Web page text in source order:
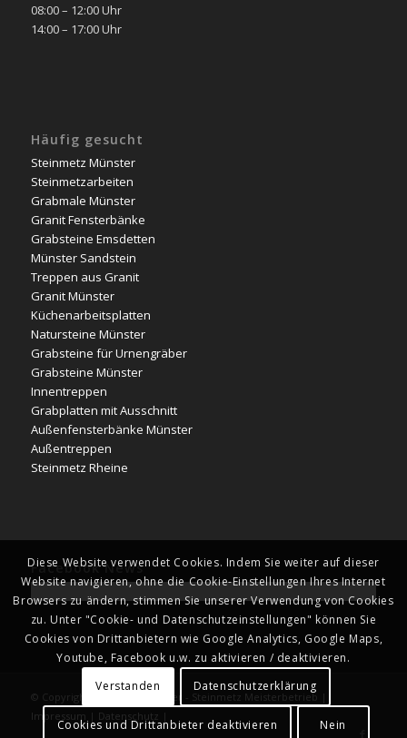
08:00 – 12:00 Uhr
14:00 – 17:00 Uhr
Häufig gesucht
Steinmetz Münster
Steinmetzarbeiten
Grabmale Münster
Granit Fensterbänke
Grabsteine Emsdetten
Münster Sandstein
Treppen aus Granit
Granit Münster
Küchenarbeitsplatten
Natursteine Münster
Grabsteine für Urnengräber
Grabsteine Münster
Innentreppen
Grabplatten mit Ausschnitt
Außenfensterbänke Münster
Außentreppen
Steinmetz Rheine
Facebook News
© Copyright - Naturstein Kläver - Steinmetz Meisterbetrieb |
Impressum | Datenschutz |
Diese Website verwendet Cookies. Indem Sie weiter auf dieser
Website navigieren, ohne die Cookie-Einstellungen Ihres Internet
Browsers zu ändern, stimmen Sie unserer Verwendung von Cookies
zu. Unter "Cookie- und Datenschutzeinstellungen" können Sie
Cookies von Drittanbietern wie Google Analytics, Google Maps,
Youtube, Facebook u.w. zu aktivieren / deaktivieren.
Verstanden
Datenschutzerklärung
Cookies und Drittanbieter deaktivieren Nein